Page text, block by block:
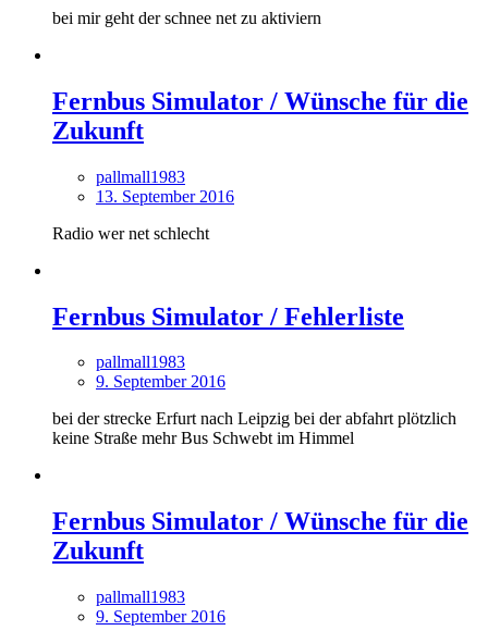
bei mir geht der schnee net zu aktiviern
Fernbus Simulator / Wünsche für die
Zukunft
pallmall1983
13. September 2016
Radio wer net schlecht
Fernbus Simulator / Fehlerliste
pallmall1983
9. September 2016
bei der strecke Erfurt nach Leipzig bei der abfahrt plötzlich
keine Straße mehr Bus Schwebt im Himmel
Fernbus Simulator / Wünsche für die
Zukunft
pallmall1983
9. September 2016